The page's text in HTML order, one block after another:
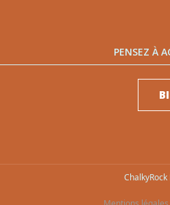
PENSEZ À